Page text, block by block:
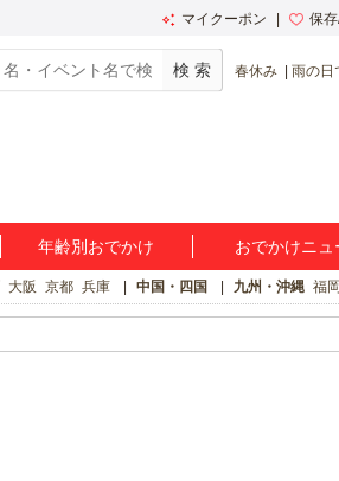
マイクーポン 保
春休み 雨の日
年齢別おでかけ おでかけニュ
大阪 京都 兵庫 中国・四国 九州・沖縄 福岡